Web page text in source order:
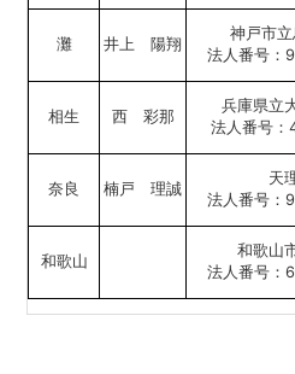
灘 井上 陽翔
神戸市
法人番号：
相生 西 彩那
兵庫県立
法人番号：
奈良 楠戸 理誠
天
法人番号：
和歌山
和歌山
法人番号：